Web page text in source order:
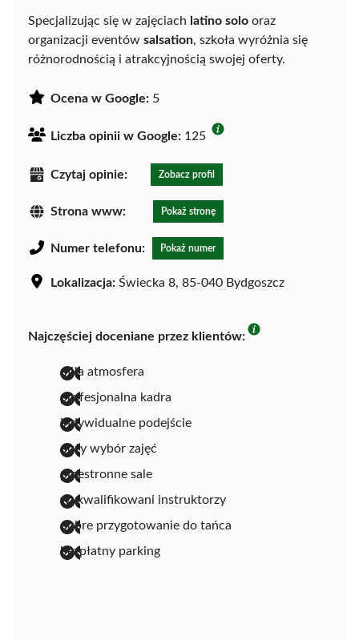
Specjalizując się w zajęciach latino solo oraz
organizacji eventów salsation, szkoła wyróżnia się
różnorodnością i atrakcyjnością swojej oferty.
Ocena w Google: 5
Liczba opinii w Google: 125
Czytaj opinie: Zobacz profil
Strona www: Pokaż stronę
Numer telefonu: Pokaż numer
Lokalizacja: Świecka 8, 85-040 Bydgoszcz
Najczęściej doceniane przez klientów:
miła atmosfera
profesjonalna kadra
indywidualne podejście
duży wybór zajęć
przestronne sale
wykwalifikowani instruktorzy
dobre przygotowanie do tańca
bezpłatny parking